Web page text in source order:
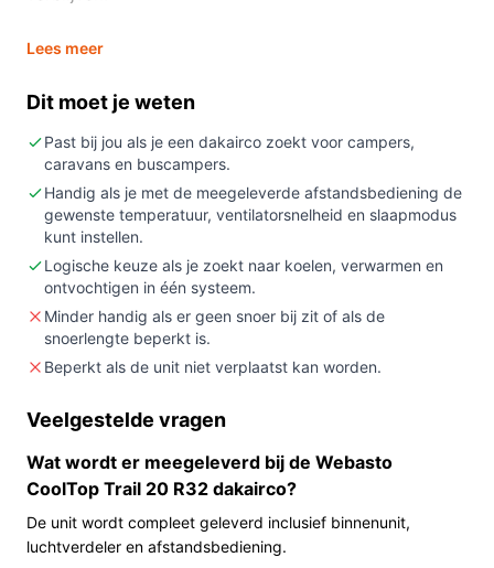
In 20 seconden beslissen
of caravan en een unit nodig hebt die koelen en
verwarmen (2.000 W) biedt voor ruimtes tot circa
25 m².
Niet kopen als:je een verplaatsbare of mobiele
airco nodig hebt — deze uitvoering is niet
beweegbaar en bedoeld als dakmontage.
Belangrijkste check:controleer of de dakopening
en de elektrische aansluiting (230V en snoer/vaste
aansluiting) passen bij jouw voertuig.
Wat je in de praktijk merkt
In dagelijks gebruik staat deze unit op het dak van de
Je bedient de temperatuur en ventilatorsnelheid met de
meegeleverde afstandsbediening. De specificaties
noemen een koel-/verwarmingsvermogen van 2.000 W
en een capaciteit die in BTU als 6.800 wordt
Lees meer
Dit moet je weten
Past bij jou als je een dakairco zoekt voor campers,
caravans en buscampers.
Handig als je met de meegeleverde afstandsbediening de
gewenste temperatuur, ventilatorsnelheid en slaapmodus
kunt instellen.
Logische keuze als je zoekt naar koelen, verwarmen en
ontvochtigen in één systeem.
Minder handig als er geen snoer bij zit of als de
snoerlengte beperkt is.
Beperkt als de unit niet verplaatst kan worden.
Veelgestelde vragen
Wat wordt er meegeleverd bij de Webasto
CoolTop Trail 20 R32 dakairco?
De unit wordt compleet geleverd inclusief binnenunit,
luchtverdeler en afstandsbediening.